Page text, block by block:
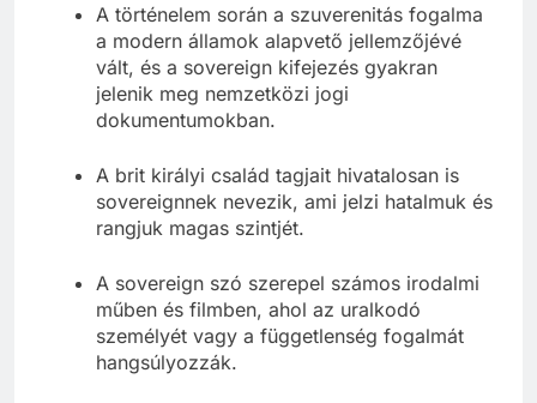
A történelem során a szuverenitás fogalma
a modern államok alapvető jellemzőjévé
vált, és a sovereign kifejezés gyakran
jelenik meg nemzetközi jogi
dokumentumokban.
A brit királyi család tagjait hivatalosan is
sovereignnek nevezik, ami jelzi hatalmuk és
rangjuk magas szintjét.
A sovereign szó szerepel számos irodalmi
műben és filmben, ahol az uralkodó
személyét vagy a függetlenség fogalmát
hangsúlyozzák.